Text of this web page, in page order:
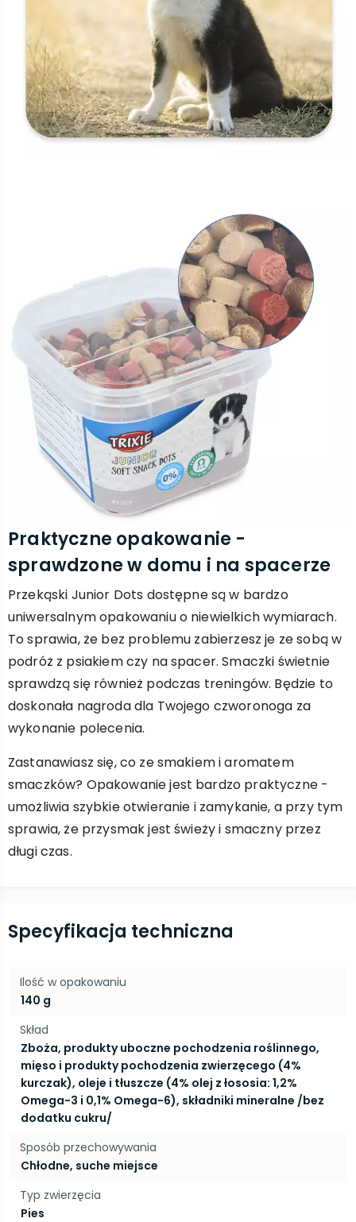
Praktyczne opakowanie -
sprawdzone w domu i na spacerze
Przekąski Junior Dots dostępne są w bardzo
uniwersalnym opakowaniu o niewielkich wymiarach.
To sprawia, że bez problemu zabierzesz je ze sobą w
podróż z psiakiem czy na spacer. Smaczki świetnie
sprawdzą się również podczas treningów. Będzie to
doskonała nagroda dla Twojego czworonoga za
wykonanie polecenia.
Zastanawiasz się, co ze smakiem i aromatem
smaczków? Opakowanie jest bardzo praktyczne -
umożliwia szybkie otwieranie i zamykanie, a przy tym
sprawia, że przysmak jest świeży i smaczny przez
długi czas.
Specyfikacja techniczna
Ilość w opakowaniu
140 g
Skład
Zboża, produkty uboczne pochodzenia roślinnego,
mięso i produkty pochodzenia zwierzęcego (4%
kurczak), oleje i tłuszcze (4% olej z łososia: 1,2%
Omega-3 i 0,1% Omega-6), składniki mineralne /bez
dodatku cukru/
Sposób przechowywania
Chłodne, suche miejsce
Typ zwierzęcia
Pies